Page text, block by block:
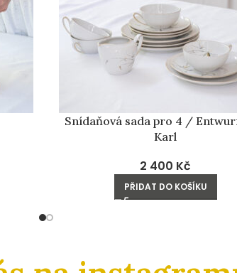
Snídaňová sada pro 4 /
Karl
2 400 Kč
PŘIDAT DO KOŠÍKU